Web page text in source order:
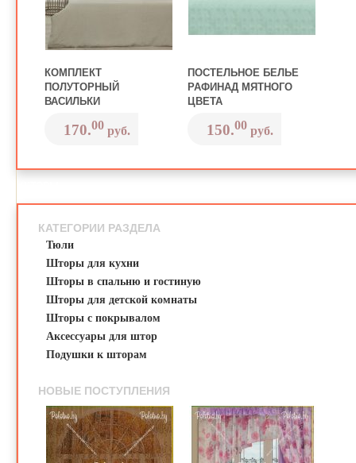
КОМПЛЕКТ
ПОЛУТОРНЫЙ
ВАСИЛЬКИ
170.00 руб.
ПОСТЕЛЬНОЕ БЕЛЬЕ
РАФИНАД МЯТНОГО
ЦВЕТА
150.00 руб.
КАТЕГОРИИ РАЗДЕЛА
Тюли
Шторы для кухни
Шторы в спальню и гостиную
Шторы для детской комнаты
Шторы с покрывалом
Аксессуары для штор
Подушки к шторам
НОВЫЕ ПОСТУПЛЕНИЯ